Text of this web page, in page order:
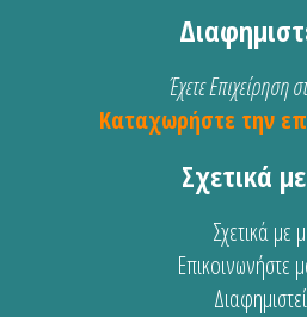
Έχετε Επιχείρηση
Καταχωρήστε την
Σχετικά
Σχετικά με
Επικοινωνήστε